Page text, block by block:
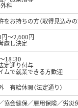
科
をお持ちの方（取得見込みの
～2,600円
慮し決定
18：30
定通り付与
ムで就業できる方歓迎
有給休暇（法定通り）
協会健保／雇用保険／労災